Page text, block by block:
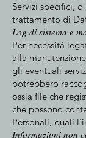
Servizi specifici,
trattamento di
Log di sistema e
Per necessità
alla
gli eventuali
potrebbero
ossia file che
che possono
Personali, quali
Informazioni non